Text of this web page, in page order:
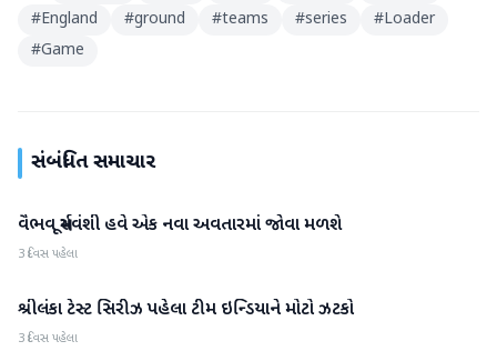
#England #ground #teams #series #Loader
#Game
સંબંધિત સમાચાર
રમતગમત
વૈભવ સૂર્યવંશી હવે એક નવા અવતારમાં જોવા મળશે
3 દિવસ પહેલા
રમતગમત
શ્રીલંકા ટેસ્ટ સિરીઝ પહેલા ટીમ ઇન્ડિયાને મોટો ઝટકો
3 દિવસ પહેલા